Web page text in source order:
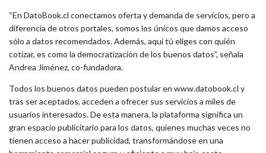
“En DatoBook.cl conectamos oferta y demanda de servicios, pero a
diferencia de otros portales, somos los únicos que damos acceso
sólo a datos recomendados. Además, aquí tú eliges con quién
cotizar, es como la democratización de los buenos datos”, señala
Andrea Jiménez, co-fundadora.
Todos los buenos datos pueden postular en www.datobook.cl y
tras ser aceptados, acceden a ofrecer sus servicios a miles de
usuarios interesados. De esta manera, la plataforma significa un
gran espacio publicitario para los datos, quienes muchas veces no
tienen acceso a hacer publicidad, transformándose en una